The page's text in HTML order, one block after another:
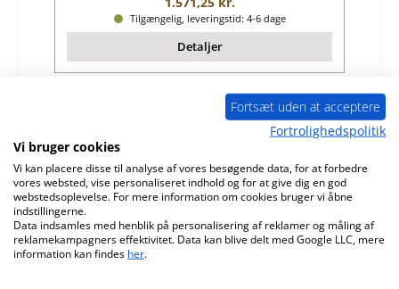
Tilgængelig, leveringstid: 4-6 dage
Detaljer
Fortsæt uden at acceptere
Fortrolighedspolitik
Vi bruger cookies
Vi kan placere disse til analyse af vores besøgende data, for at forbedre
vores websted, vise personaliseret indhold og for at give dig en god
webstedsoplevelse. For mere information om cookies bruger vi åbne
indstillingerne.
Data indsamles med henblik på personalisering af reklamer og måling af
reklamekampagners effektivitet. Data kan blive delt med Google LLC, mere
information kan findes her.